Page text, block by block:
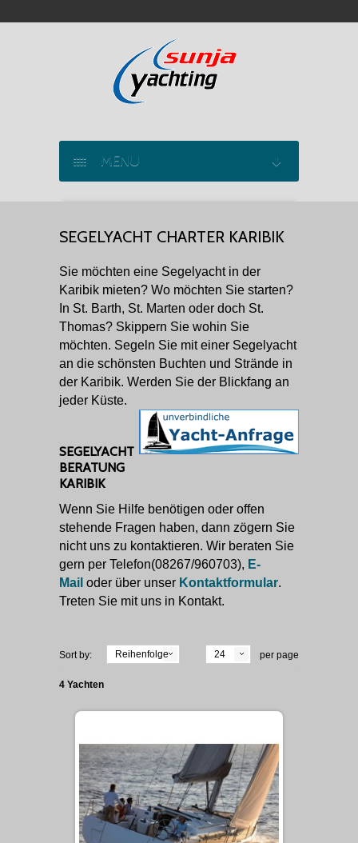
MENU
KATAMARAN CHARTER
MOTORYACHT CHARTER
MARINAS
SEGELYACHT CHARTER KARIBIK
Sie möchten eine Segelyacht in der
Karibik mieten? Wo möchten Sie starten?
In St. Barth, St. Marten oder doch St.
Thomas? Skippern Sie wohin Sie
möchten. Segeln Sie mit einer Segelyacht
an die schönsten Buchten und Strände in
der Karibik. Werden Sie der Blickfang an
jeder Küste.
SEGELYACHT
BERATUNG
KARIBIK
Wenn Sie Hilfe benötigen oder offen
stehende Fragen haben, dann zögern Sie
nicht uns zu kontaktieren. Wir beraten Sie
gern per Telefon(08267/960703), E-
Mail oder über unser Kontaktformular.
Treten Sie mit uns in Kontakt.
Sort by: Reihenfolge 24 per page
4 Yachten